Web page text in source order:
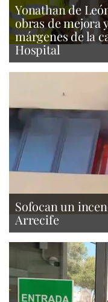
Yonathan de
obras de mejora
márgenes de la
Hospital
Sofocan un
Arrecife